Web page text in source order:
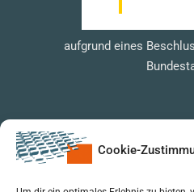
Cookie-
aufgrund eines